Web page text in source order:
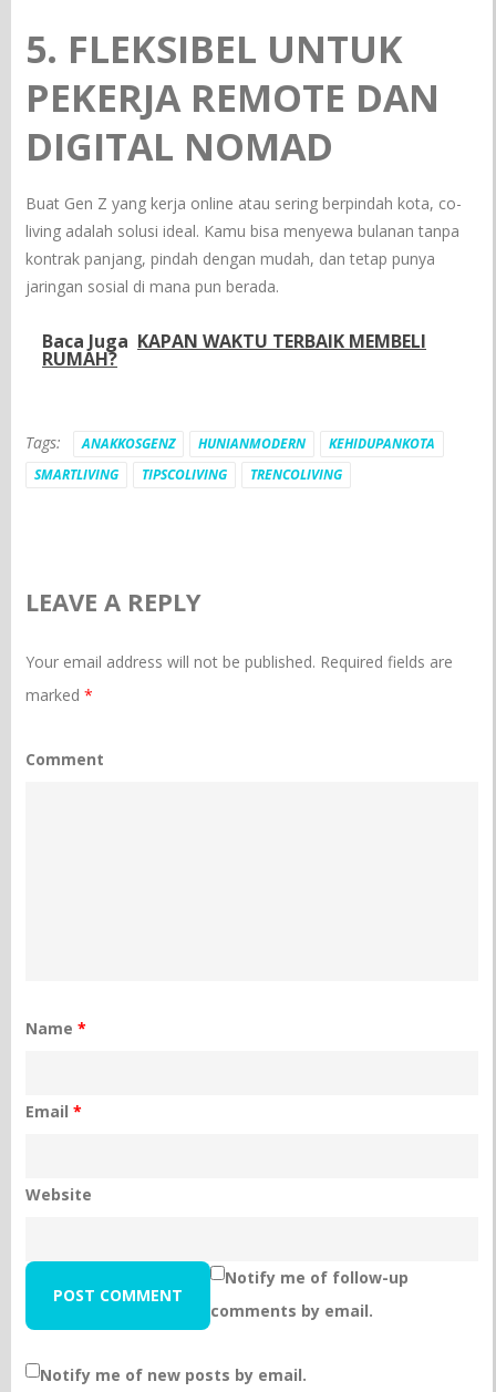
5. FLEKSIBEL UNTUK
PEKERJA REMOTE DAN
DIGITAL NOMAD
Buat Gen Z yang kerja online atau sering berpindah kota, co-
living adalah solusi ideal. Kamu bisa menyewa bulanan tanpa
kontrak panjang, pindah dengan mudah, dan tetap punya
jaringan sosial di mana pun berada.
Baca Juga KAPAN WAKTU TERBAIK MEMBELI
RUMAH?
Tags: ANAKKOSGENZ HUNIANMODERN
KEHIDUPANKOTA
SMARTLIVING
TIPSCOLIVING TRENCOLIVING
LEAVE A REPLY
Your email address will not be published. Required fields are
marked*
Comment
Name*
Email*
Website
Notify me of follow-up
comments by email.
Notify me of new posts by email.